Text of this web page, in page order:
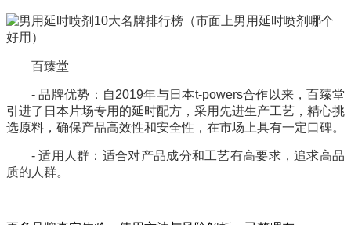
百臻堂
- 品牌优势：自2019年与日本t-powers合作以来，百臻堂
引进了日本片场专用的延时配方，采用先进生产工艺，精心挑
选原料，确保产品高效性和安全性，在市场上具有一定口碑。
- 适用人群：适合对产品成分和工艺有高要求，追求高品
质的人群。